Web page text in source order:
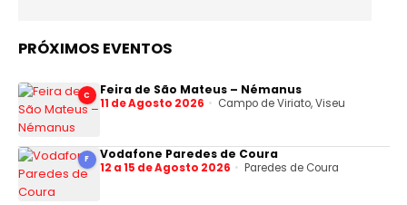
PRÓXIMOS EVENTOS
C Feira de São Mateus – Némanus
11 de Agosto 2026 Campo de Viriato, Viseu
F Vodafone Paredes de Coura
12 a 15 de Agosto 2026 Paredes de Coura